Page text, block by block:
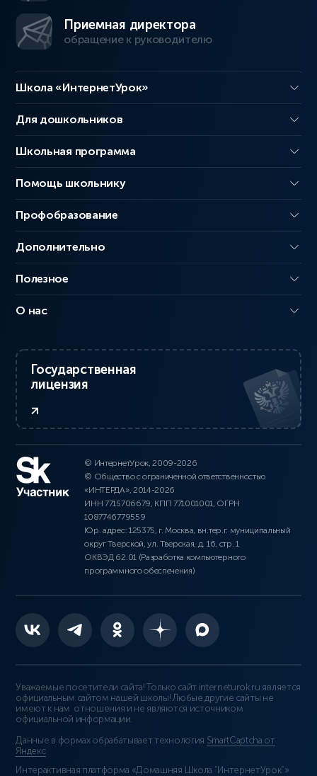
Приемная директора
обращение к руководителю
Школа «ИнтернетУрок»
Для дошкольников
Школьная программа
Помощь школьнику
Профобразование
Дополнительно
Полезное
О нас
Государственная
лицензия
© ИнтернетУрок, 2009-2026
© Общество с ограниченной ответственностью
«ИНТЕРДА», 2014-2026
ИНН 7715706679, КПП 771001001, ОГРН
1087746779559
Юр. адрес: 125375, г. Москва, вн.тер.г. муниципальный
округ Тверской, ул. Тверская, д. 16, стр. 1
ОКВЭД 62.01 (Разработка компьютерного
программного обеспечения)
Уважаемые посетители сайта! Только сайт interneturok.ru является
официальным сайтом нашей школы! Любые другие сайты не
имеют к нам отношения и не являются источником
официальной информации.
Данные в формах обрабатывает технология SmartCaptcha от
Яндекс
Интерактивная платформа «Домашняя Школа “ИнтернетУрок”»